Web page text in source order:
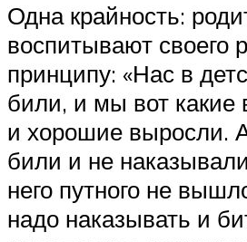
Одна крайность:
воспитывают своего
принципу: «Нас в
били, и мы вот какие
и хорошие выросли.
били и не
него путного не
надо наказывать и